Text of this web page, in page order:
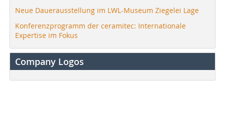
Neue Dauerausstellung im LWL-Museum Ziegelei Lage
Konferenzprogramm der ceramitec: Internationale
Expertise im Fokus
Company Logos